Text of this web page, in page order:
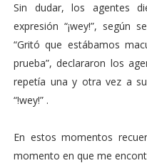
Sin dudar, los agentes
expresión “¡wey!”, según
“Gritó que estábamos
prueba”, declararon los
repetía una y otra vez a
“!wey!” .
En estos momentos
momento en que me